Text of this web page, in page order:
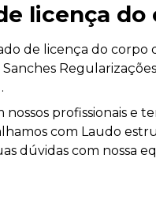
licença
de licença do corpo
profissionais e
com Laudo
dúvidas com nossa